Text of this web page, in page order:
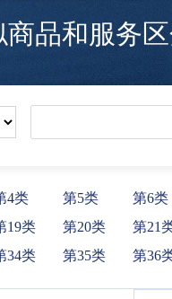
品和服务区
4类 第5类
第6类
19类 第20类
第21
34类 第35类 第36